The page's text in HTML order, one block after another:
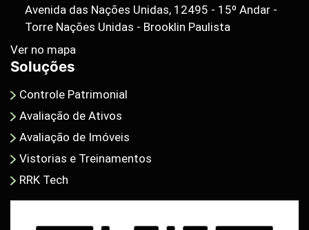
Avenida das Nações Unidas, 12495 - 15º Andar -
Torre Nações Unidas - Brooklin Paulista
Ver no mapa
Soluções
Controle Patrimonial
Avaliação de Ativos
Avaliação de Imóveis
Vistorias e Treinamentos
RRK Tech